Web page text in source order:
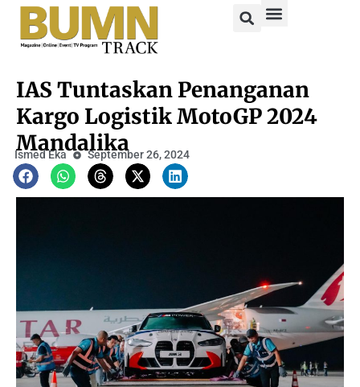
IAS Tuntaskan Penanganan
Kargo Logistik MotoGP 2024
Mandalika
Ismed Eka September 26, 2024